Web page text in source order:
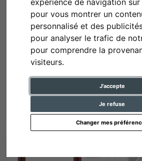
expérience de navigation
pour vous montrer un
personnalisé et des
pour analyser le trafic de
pour comprendre la
visiteurs.
J'accepte
Je refuse
Changer mes
Cadre en bois Engsle
de 19,20 € *
Cadre
de